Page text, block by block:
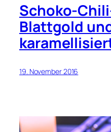
Schoko-
Blattgold
19. November 2016